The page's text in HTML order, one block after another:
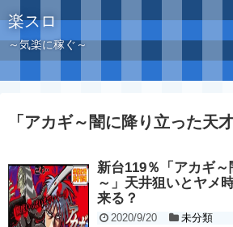
楽スロ
～気楽に稼ぐ～
「 アカギ～闇に降り立った天
新台119％「アカギ
～」天井狙いとヤメ
来る？
2020/9/20
未分類